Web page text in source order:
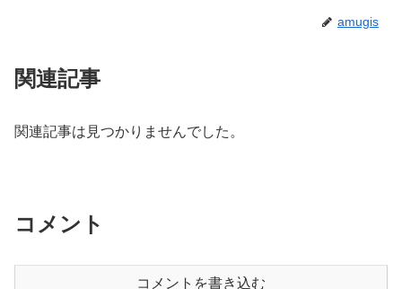
amugis
関連記事
関連記事は見つかりませんでした。
コメント
コメントを書き込む